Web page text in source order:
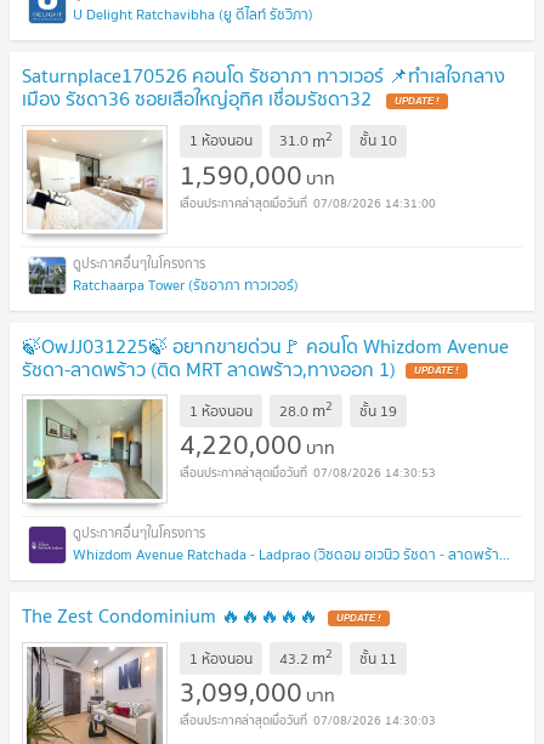
U Delight Ratchavibha (ยู ดีไลท์ รัชวิภา)
Saturnplace170526 คอนโด รัชอาภา ทาวเวอร์ 📌ทำเลใจกลาง
เมือง รัชดา36 ซอยเสือใหญ่อุทิศ เชื่อมรัชดา32
1 ห้องนอน 31.0 m2 ชั้น 10
1,590,000 บาท
07/08/2026 14:31:00
Ratchaarpa Tower (รัชอาภา ทาวเวอร์)
🍃OwJJ031225🍃 อยากขายด่วน🚩 คอนโด Whizdom Avenue
รัชดา-ลาดพร้าว (ติด MRT ลาดพร้าว,ทางออก 1)
1 ห้องนอน 28.0 m2 ชั้น 19
4,220,000 บาท
07/08/2026 14:30:53
Whizdom Avenue Ratchada - Ladprao (วิซดอม อเวนิว รัชดา - ลาดพร้าว)
The Zest Condominium 🔥🔥🔥🔥🔥
1 ห้องนอน 43.2 m2 ชั้น 11
3,099,000 บาท
07/08/2026 14:30:03